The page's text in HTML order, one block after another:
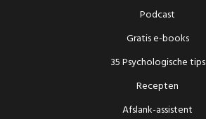
Podcast
Gratis e-books
35 Psychologische tips
Recepten
Afslank-assistent